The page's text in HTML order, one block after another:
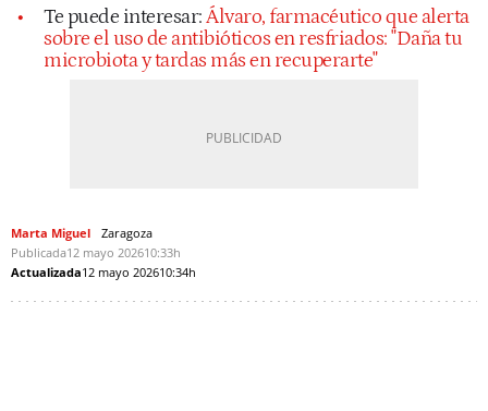
Te puede interesar:Álvaro, farmacéutico que alerta
sobre el uso de antibióticos en resfriados: "Daña tu
microbiota y tardas más en recuperarte"
Marta Miguel
Zaragoza
Publicada12 mayo 202610:33h
Actualizada12 mayo 202610:34h